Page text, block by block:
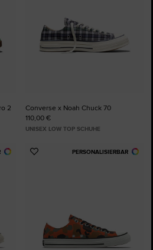
2
Converse x Noah Chuck 70
110,00 €
UNISEX LOW TOP SCHUHE
PERSONALISIERBAR
Zu